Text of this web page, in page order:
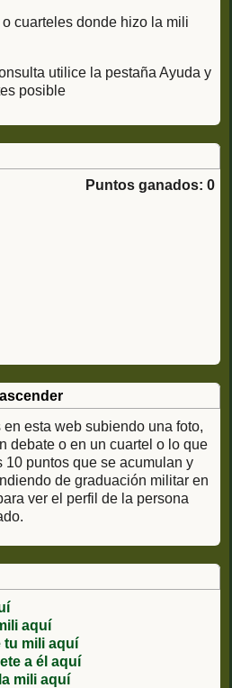
cuarteles donde hizo la mili
utilice la pestaña Ayuda y
posible
Puntos ganados: 0
esta web subiendo una foto,
debate o en un cuartel o lo que
10 puntos que se acumulan y
de graduación militar en
ver el perfil de la persona
aquí
tu mili aquí
a él aquí
mili aquí